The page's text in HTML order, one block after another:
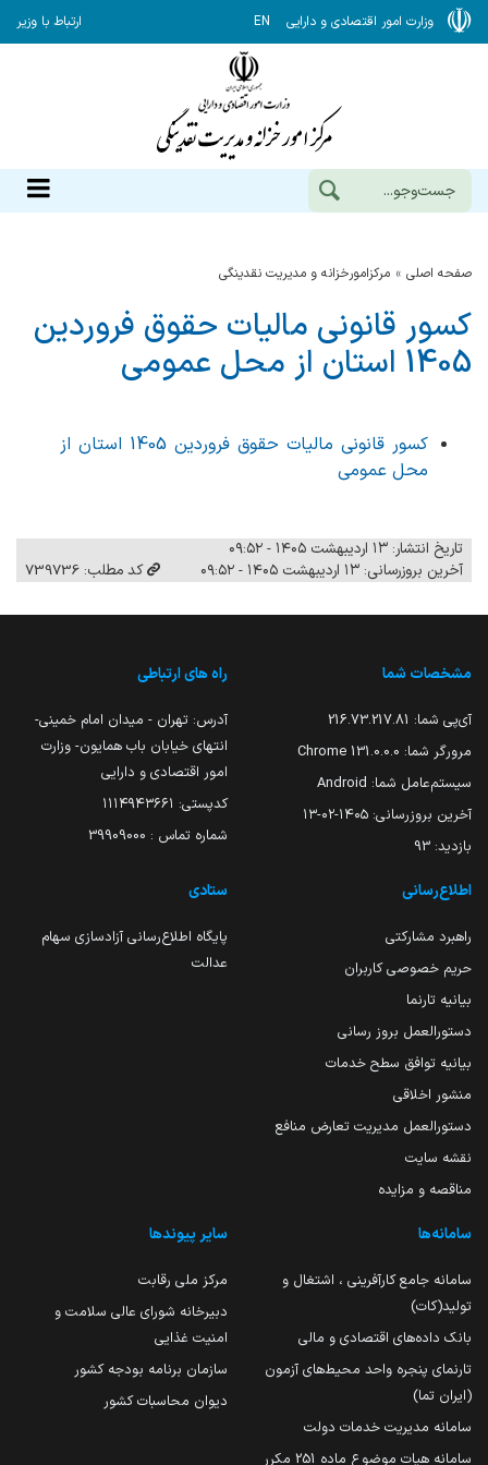
وزارت امور اقتصادی و دارایی EN ارتباط با وزیر
صفحه اصلی مرکزامورخزانه و مدیریت نقدینگی
کسور قانونی مالیات حقوق فروردین
1405 استان از محل عمومی
کسور قانونی مالیات حقوق فروردین 1405 استان از
محل عمومی
تاریخ انتشار: ۱۳ اردیبهشت ۱۴۰۵ - ۰۹:۵۲
آخرین بروزرسانی: ۱۳ اردیبهشت ۱۴۰۵ - ۰۹:۵۲
کد مطلب: 739736
مشخصات شما
آی‌پی شما: 216.73.217.81
مرورگر شما: 131.0.0.0 Chrome
سیستم‌عامل شما: Android
آخرین بروزرسانی: ۱۴۰۵-۰۲-۱۳
بازدید: 93
راه های ارتباطی
آدرس: تهران - میدان امام خمینی-
انتهای خیابان باب همایون- وزارت
امور اقتصادی و دارایی
کدپستی: ۱۱۱۴۹۴۳۶۶۱
شماره تماس : 39909000
اطلاع‌رسانی
راهبرد مشارکتی
حریم خصوصی کاربران
بیانیه تارنما
دستورالعمل بروز رسانی
بیانیه توافق سطح خدمات
منشور اخلاقی
دستورالعمل مدیریت تعارض منافع
نقشه سایت
مناقصه و مزایده
ستادی
پایگاه اطلاع‌رسانی آزادسازی سهام
عدالت
سامانه‌ها
سامانه جامع کارآفرینی ، اشتغال و
تولید(کات)
بانک داده‌های اقتصادی و مالی
تارنمای پنجره واحد محیط‌های آزمون
(ایران تما)
سامانه مدیریت خدمات دولت
سامانه هیات موضوع ماده 251 مکرر
سایر پیوندها
مرکز ملی رقابت
دبیرخانه شورای عالی سلامت و
امنیت غذایی
سازمان برنامه بودجه کشور
دیوان محاسبات کشور